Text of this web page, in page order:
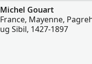
Michel Gouart
France, Mayenne,
ug Sibil, 1427-1897